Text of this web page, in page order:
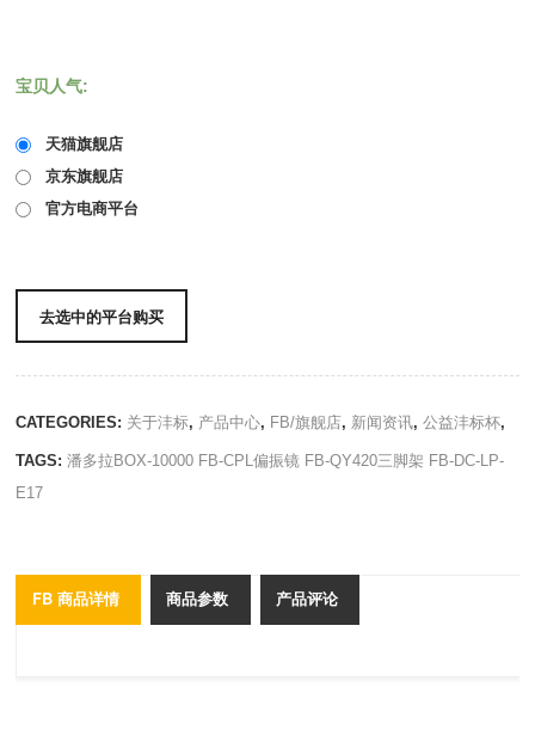
宝贝人气:
天猫旗舰店
京东旗舰店
官方电商平台
去选中的平台购买
CATEGORIES: 关于沣标, 产品中心, FB/旗舰店, 新闻资讯,公益沣标杯,
TAGS:潘多拉BOX-10000 FB-CPL偏振镜 FB-QY420三脚架 FB-DC-LP-
E17
FB 商品详情 商品参数 产品评论